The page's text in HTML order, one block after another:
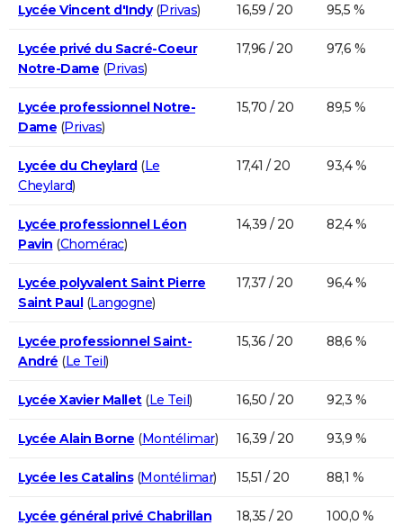
Lycée Vincent d'Indy(Privas) 16,59 / 20 95,5 %
Lycée privé du Sacré-Coeur
Notre-Dame (Privas)
17,96 / 20 97,6 %
Lycée professionnel Notre-
Dame (Privas)
15,70 / 20 89,5 %
Lycée du Cheylard(Le
Cheylard)
17,41 / 20 93,4 %
Lycée professionnel Léon
Pavin (Chomérac)
14,39 / 20 82,4 %
Lycée polyvalent Saint Pierre
Saint Paul(Langogne)
17,37 / 20 96,4 %
Lycée professionnel Saint-
André (Le Teil)
15,36 / 20 88,6 %
Lycée Xavier Mallet(Le Teil) 16,50 / 20 92,3 %
Lycée Alain Borne (Montélimar) 16,39 / 20 93,9 %
Lycée les Catalins(Montélimar) 15,51 / 20 88,1 %
Lycée général privé Chabrillan
18,35 / 20 100,0 %